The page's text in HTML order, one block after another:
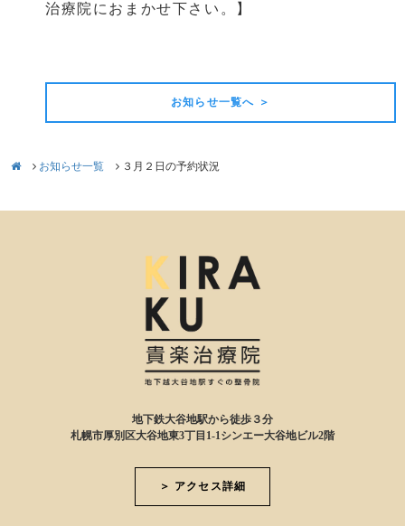
治療院におまかせ下さい。】
お知らせ一覧へ ＞
お知らせ一覧 ３月２日の予約状況
地下鉄大谷地駅から徒歩３分
札幌市厚別区大谷地東3丁目1-1シンエー大谷地ビル2階
＞ アクセス詳細